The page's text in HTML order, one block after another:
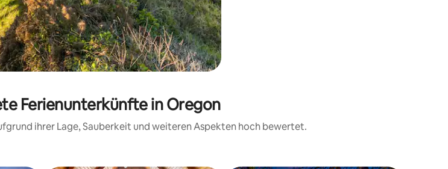
Ferienunterkünfte in Oregon
ihrer Lage, Sauberkeit und weiteren Aspekten hoch bewertet.